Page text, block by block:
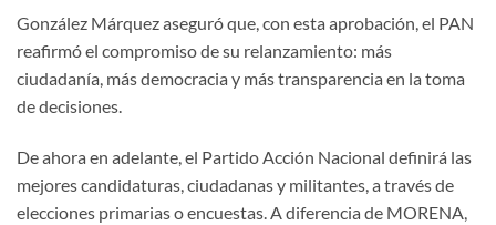
González Márquez aseguró que, con esta aprobación, el PAN
reafirmó el compromiso de su relanzamiento: más
ciudadanía, más democracia y más transparencia en la toma
de decisiones.
De ahora en adelante, el Partido Acción Nacional definirá las
mejores candidaturas, ciudadanas y militantes, a través de
elecciones primarias o encuestas. A diferencia de MORENA,